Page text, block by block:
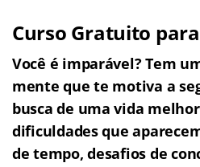
Curso Gratuito
Você é imparável? Tem
mente que te motiva a
busca de uma vida
dificuldades que
de tempo, desafios de